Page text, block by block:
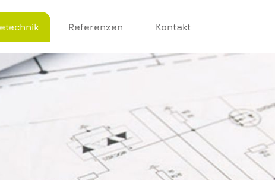
Referenzen Kontakt